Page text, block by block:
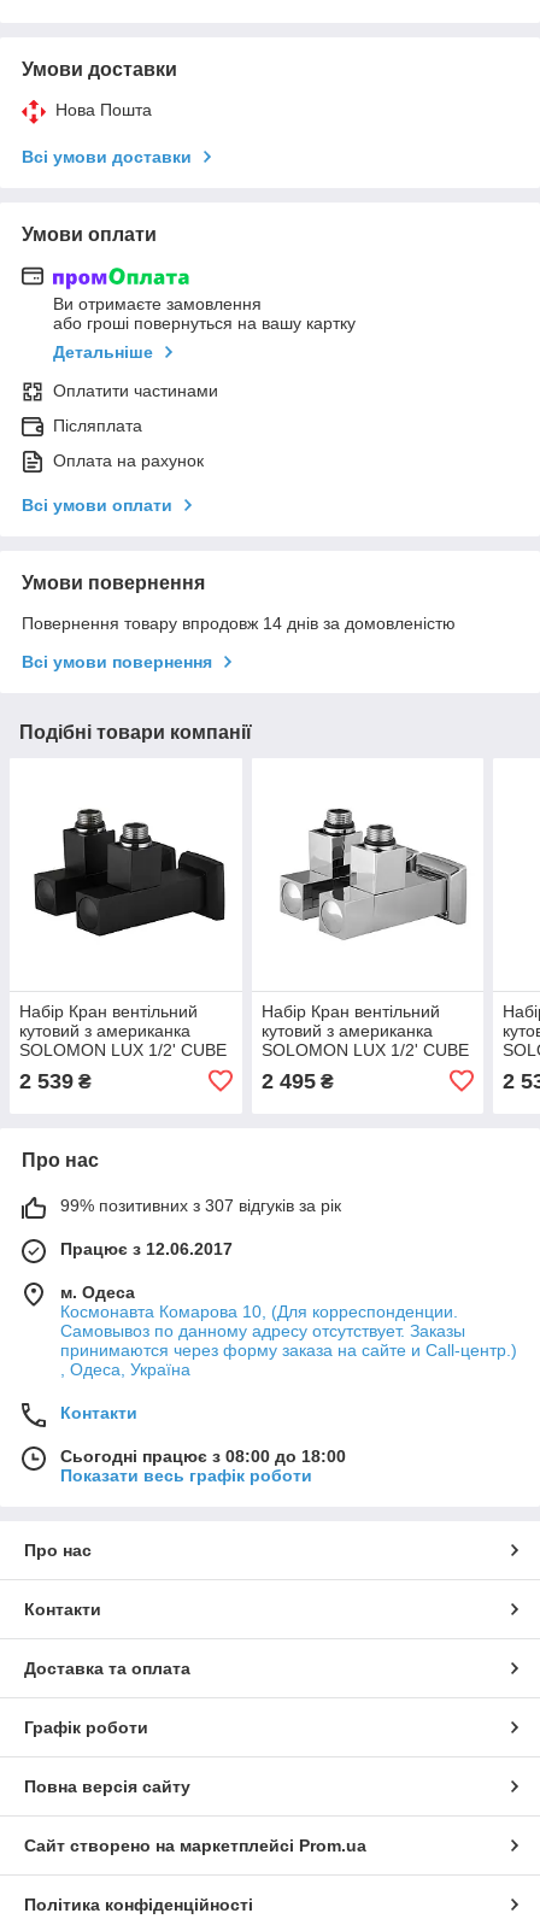
Умови доставки
Нова Пошта
Всі умови доставки
Умови оплати
Ви отримаєте замовлення
або гроші повернуться на вашу картку
Детальніше
Оплатити частинами
Післяплата
Оплата на рахунок
Всі умови оплати
Умови повернення
Повернення товару впродовж 14 днів за домовленістю
Всі умови повернення
Подібні товари компанії
Набір Кран вентільний
кутовий з американка
SOLOMON LUX 1/2' CUBE
2 539 ₴
Набір Кран вентільний
кутовий з американка
SOLOMON LUX 1/2' CUBE
2 495₴ 2
Про нас
99% позитивних з 307 відгуків за рік
Працює з 12.06.2017
м. Одеса
Космонавта Комарова 10, (Для корреспонденции.
Самовывоз по данному адресу отсутствует. Заказы
принимаются через форму заказа на сайте и Call-центр.)
, Одеса, Україна
Контакти
Сьогодні працює з 08:00 до 18:00
Показати весь графік роботи
Про нас
Контакти
Доставка та оплата
Графік роботи
Повна версія сайту
Сайт створено на маркетплейсі Prom.ua
Політика конфіденційності